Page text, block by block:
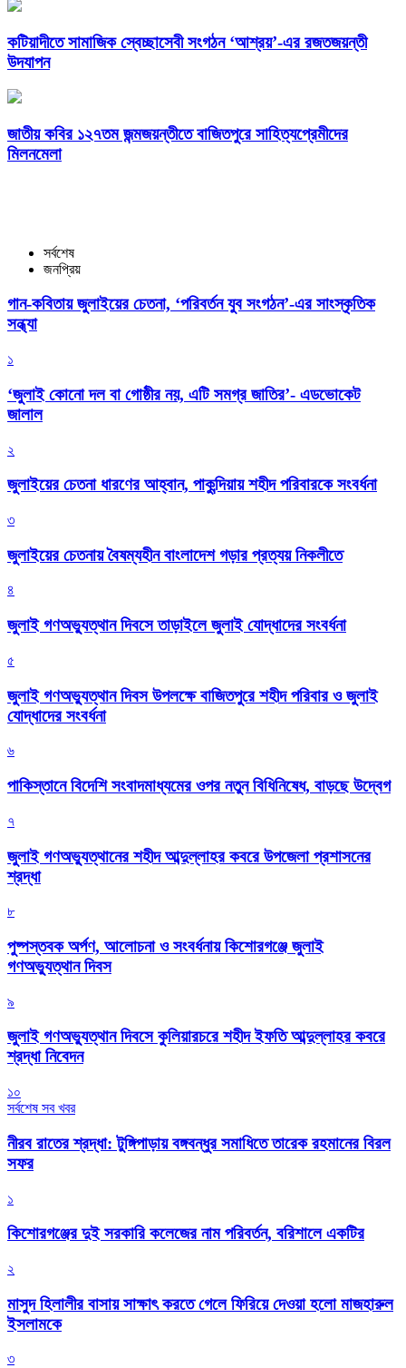
কটিয়াদীতে সামাজিক স্বেচ্ছাসেবী সংগঠন ‘আশ্রয়’-এর রজতজয়ন্তী
উদযাপন
জাতীয় কবির ১২৭তম জন্মজয়ন্তীতে বাজিতপুরে সাহিত্যপ্রেমীদের
মিলনমেলা
সর্বশেষ
জনপ্রিয়
গান-কবিতায় জুলাইয়ের চেতনা, ‘পরিবর্তন যুব সংগঠন’-এর সাংস্কৃতিক
সন্ধ্যা
১
‘জুলাই কোনো দল বা গোষ্ঠীর নয়, এটি সমগ্র জাতির’- এডভোকেট
জালাল
২
জুলাইয়ের চেতনা ধারণের আহ্বান, পাকুন্দিয়ায় শহীদ পরিবারকে সংবর্ধনা
৩
জুলাইয়ের চেতনায় বৈষম্যহীন বাংলাদেশ গড়ার প্রত্যয় নিকলীতে
৪
জুলাই গণঅভ্যুত্থান দিবসে তাড়াইলে জুলাই যোদ্ধাদের সংবর্ধনা
৫
জুলাই গণঅভ্যুত্থান দিবস উপলক্ষে বাজিতপুরে শহীদ পরিবার ও জুলাই
যোদ্ধাদের সংবর্ধনা
৬
পাকিস্তানে বিদেশি সংবাদমাধ্যমের ওপর নতুন বিধিনিষেধ, বাড়ছে উদ্বেগ
৭
জুলাই গণঅভ্যুত্থানের শহীদ আব্দুল্লাহর কবরে উপজেলা প্রশাসনের
শ্রদ্ধা
৮
পুষ্পস্তবক অর্পণ, আলোচনা ও সংবর্ধনায় কিশোরগঞ্জে জুলাই
গণঅভ্যুত্থান দিবস
৯
জুলাই গণঅভ্যুত্থান দিবসে কুলিয়ারচরে শহীদ ইফতি আব্দুল্লাহর কবরে
শ্রদ্ধা নিবেদন
১০
সর্বশেষ সব খবর
নীরব রাতের শ্রদ্ধা: টুঙ্গিপাড়ায় বঙ্গবন্ধুর সমাধিতে তারেক রহমানের বিরল
সফর
১
কিশোরগঞ্জের দুই সরকারি কলেজের নাম পরিবর্তন, বরিশালে একটির
২
মাসুদ হিলালীর বাসায় সাক্ষাৎ করতে গেলে ফিরিয়ে দেওয়া হলো মাজহারুল
ইসলামকে
৩